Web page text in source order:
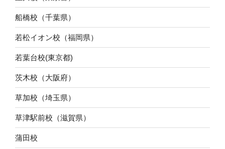
船橋校（千葉県）
若松イオン校（福岡県）
若葉台校(東京都)
茨木校（大阪府）
草加校（埼玉県）
草津駅前校（滋賀県）
蒲田校